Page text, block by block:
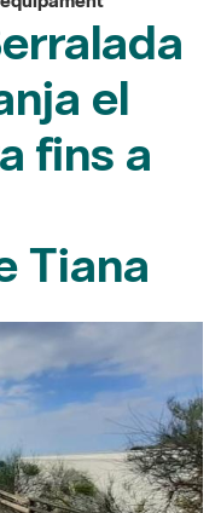
fins a
Tiana